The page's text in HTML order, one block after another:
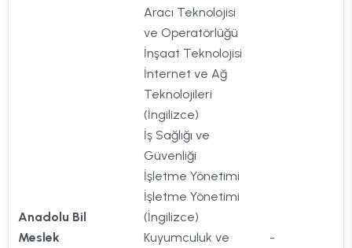
Anadolu Bil
Meslek
Aracı Teknolojisi
ve Operatörlüğü
İnşaat Teknolojisi
İnternet ve Ağ
Teknolojileri
(İngilizce)
İş Sağlığı ve
Güvenliği
İşletme Yönetimi
İşletme Yönetimi
(İngilizce)
Kuyumculuk ve
-